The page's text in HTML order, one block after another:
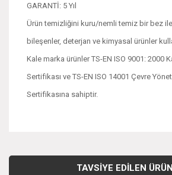
GARANTİ: 5 Yıl
Ürün temizliğini kuru/nemli temiz bir bez ile
bileşenler, deterjan ve kimyasal ürünler
Kale marka ürünler TS-EN ISO 9001: 2000
Sertifikası ve TS-EN ISO 14001 Çevre
Sertifikasına sahiptir.
kullanarak tarafımıza iletebilirsiniz.
TAVSİYE EDİLEN